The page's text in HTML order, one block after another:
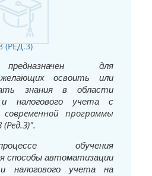
(РЕД.3)
для
желающих освоить или
знания в области
и налогового учета с
современной программы
обучения
способы автоматизации
и налогового учета на